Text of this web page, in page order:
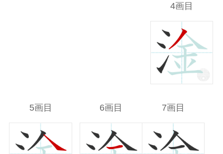
4画目
5画目 6画目 7画目